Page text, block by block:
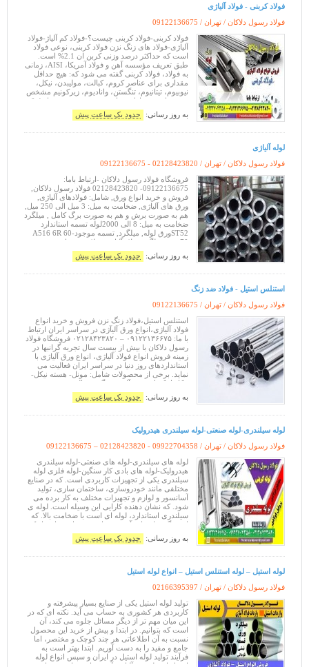
فولاد کربنی - فولاد آلیاژی
فولاد رسول دلاکان / تهران / 09122136675
فولاد کربنی-فولاد کربنی چیست؟-فولاد کم آلیاژ-فولاد
آلیاژی-فولاد های زنگ نزن فولاد کربنی، نوعی فولاد
است که حداکثر درصد وزنی کربن ان 2.1% است.
طبق تعریف مؤسسه آهن و فولاد آمریکا، AISI، زمانی
به فولاد، فولاد کربنی گفته می شود که: هیچ حداقل
مقداری برای عناصر کروم، کبالت، مولیبدن، نیکل،
نیوبیوم، تیتانیوم، تنگستن، وانادیوم، زیرکونیم مشخص
نشده باشد. حداقل میزان مس مشخص شده از 0.4
درصد جرمی بیشتر نب
به روز رسانی: حدود یک ساعت پیش
لوله آلیاژی
فولاد رسول دلاکان / تهران / 09122136675 - 02128423820
فروشگاه فولاد رسول دلاکان -ارتباط باما:
09122136675- 02128423820 فولاد رسول دلاکان,
فروش و خرید انواع ورق, شامل: فولادهای آلیاژی,
ورق های آلیاژی, ضخامت به میل: 3 میل الی 250 میل,
هم به صورت برش و هم به صورت برگ کامل , میلگرد
ضخامت به میل: 8 الی 2000لوله تسمه استاندارد
ST52ورق لوله, میلگرد, تسمه موجودA516 6R 60-
70ورق, میلگرد,فولاد آلیاژی,فولاد ضد سایش
هاردوکس 400 - 450 - 500-,CK45,میلگرد های هارد
به روز رسانی: حدود یک ساعت پیش
استنلس استیل - فولاد ضد زنگ
فولاد رسول دلاکان / تهران / 09122136675
استنلس استیل،فولاد زنگ نزن فروش و خرید انواع
فولاد آلیاژی،انواع ورق آلیآژی در سراسر ایران ارتباط
با ما: ۰۹۱۲۲۱۳۶۶۷۵ – ۰۲۱۲۸۴۲۳۸۲۰ فروشگاه فولاد
رسول دلاکان با بیش از بیست سال تجربه گرانبها در
زمینه فروش انواع فولاد آلیاژی، انواع ورق آلیاژی با
استانداردهای روز دنیا در سراسر ایران فعالیت می
نماید. برخی از محصولات شامل: مونل- هسته نیکل-
نیکل اینکونل- ورق آلمینیوم گرید ۲ الی ۷۰۰۰- سوپر
به روز رسانی:
حدود یک ساعت پیش
لوله سیلندری-لوله صنعتی-لوله سیلندری هیدرولیک
فولاد رسول دلاکان / تهران / 09122136675 – 02128423820 - 09922704358
لوله های سیلندری-لوله های صنعتی-لوله سیلندری
هیدرولیک-لوله های بادی کار سنگین-لوله فلزی لوله
سیلندری یکی از تجهیزات کاربردی است. که در صنایع
مختلفی مانند خودروسازی، ساختمان سازی، تولید
آسانسور و لوازم و تجهیزات مختلف به کار برده می
شود. که نشان دهنده کارایی این وسیله است. لوله ی
سیلندری استاندارد، لوله ای است با ضخامت بالا. که
از ویژگی های بارز آن می توان به تحمل فشار زیاد که
این ویژگی یک مزیت
به روز رسانی: حدود یک ساعت پیش
لوله استیل – لوله استنلس استیل – انواع لوله استیل
فولاد رسول دلاکان / تهران / 02166395397
تولید لوله استیل یکی از صنایع بسیار پیشرفته و
کاربردی هر کشوری به حساب می آید. نکته ای که در
این میان مهم تر از دیگر مسائل جلوه می کند، آن
است که بتوانیم. در ابتدا و پیش از خرید این محصول
نسبت به آن اطلاعاتی هر چند کوچک و مختصر، اما
جامع و مفید را به دست آوریم. ابتدا بهتر است به
فرآیند تولید لوله استیل در ایران و سپس انواع لوله